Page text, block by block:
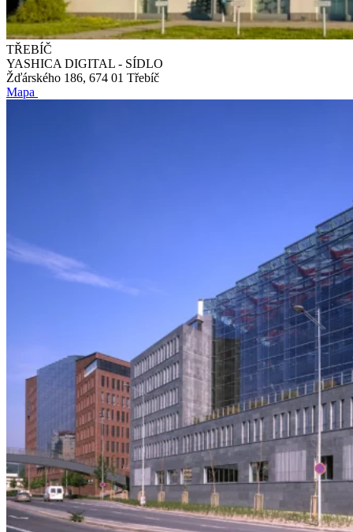
TŘEBÍČ
YASHICA DIGITAL - SÍDLO
Žďárského 186, 674 01 Třebíč
Mapa